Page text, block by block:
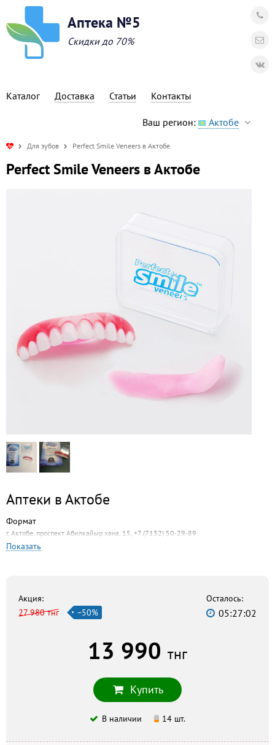
Аптека №5
Скидки до 70%
Каталог Доставка Статьи Контакты
Ваш регион: Актобе
Для зубов Perfect Smile Veneers в Актобе
Perfect Smile Veneers в Актобе
Аптеки в Актобе
Формат
г. Актобе, проспект Абилкайыр хана, 15, +7 (7132) 50-29-89
Биосфера
г. Актобе, ул. Маметовой, 4, +7 (7132) 77-70-84
Айболит
Скидка по акции действует только при оформлении
внешний вид могут отличаться, в зависимости от партии.
Показать
Акция:
27 980 тнг
−50%
Осталось:
05:27:01
13 990 тнг
Купить
В наличии 14 шт.